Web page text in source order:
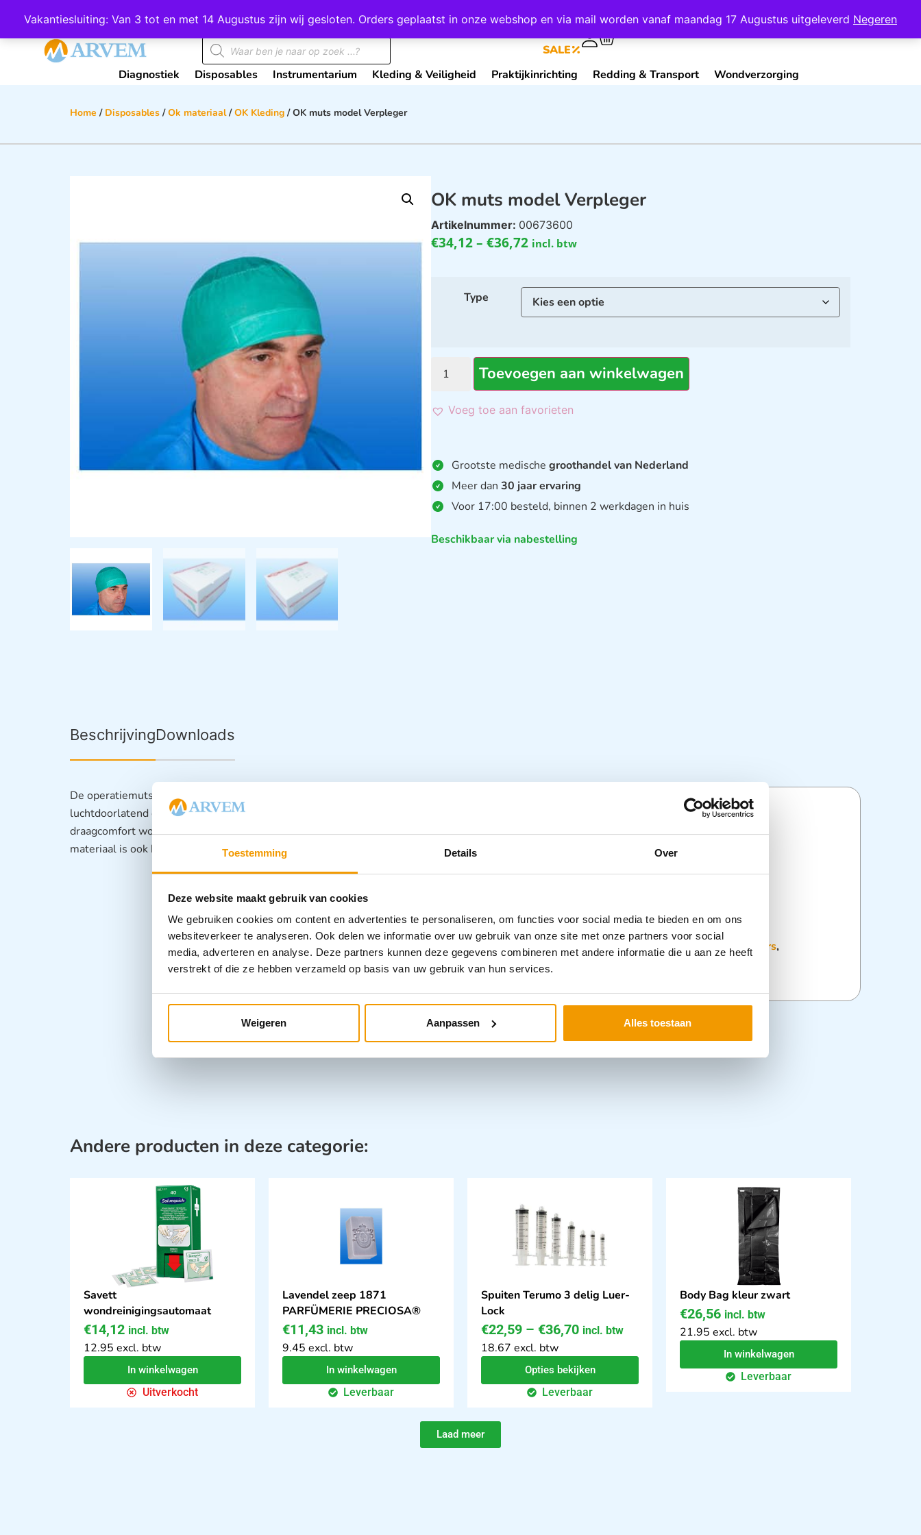
Toestemming Details Over
Deze website maakt gebruik van cookies
We gebruiken cookies om content en advertenties te personaliseren, om functies voor social media te bieden en om ons
websiteverkeer te analyseren. Ook delen we informatie over uw gebruik van onze site met onze partners voor social
media, adverteren en analyse. Deze partners kunnen deze gegevens combineren met andere informatie die u aan ze heeft
verstrekt of die ze hebben verzameld op basis van uw gebruik van hun services.
Weigeren Aanpassen Alles toestaan
Vakantiesluiting: Van 3 tot en met 14 Augustus zijn wij gesloten. Orders geplaatst in onze webshop en via mail worden vanaf maandag 17 Augustus uitgeleverd Negeren
Wij scoren een 4,8 op Google Mijn Account Contact
SALE
Diagnostiek Disposables Instrumentarium Kleding & Veiligheid Praktijkinrichting Redding & Transport Wondverzorging
Home / Disposables /Ok materiaal/OK Kleding / OK muts model Verpleger
OK muts model Verpleger
Artikelnummer: 00673600
€34,12– €36,72 incl. btw
Type
Toevoegen aan winkelwagen
Voeg toe aan favorieten
Grootste medischegroothandel van Nederland
Meer dan30 jaar ervaring
Voor 17:00 besteld, binnen 2 werkdagen in huis
Beschikbaar via nabestelling
BeschrijvingDownloads
De operatiemutsen zijn gemaakt van een strakke non-woven. Het materiaal is
luchtdoorlatend en daardoor ademend, waardoor warmteopslag wordt voorkomen en het
draagcomfort wordt verhoogd. Daarnaast zijn de mutsen voorzien van een zweetband. Het
materiaal is ook hydrofiel en maakt geen knetterende geluiden.
– Geen knetterende geluiden
Categorieën: Disposable kleding en maskers,
Disposables
Andere producten in deze categorie:
Savett
wondreinigingsautomaat
€14,12 incl. btw
12.95 excl. btw
In winkelwagen
Uitverkocht
Lavendel zeep 1871
PARFÜMERIE PRECIOSA®
€11,43 incl. btw
9.45 excl. btw
In winkelwagen
Leverbaar
Spuiten Terumo 3 delig Luer-
Lock
€22,59 – €36,70 incl. btw
18.67 excl. btw
Opties bekijken
Leverbaar
Body Bag kleur zwart
€26,56 incl. btw
21.95 excl. btw
In winkelwagen
Leverbaar
Laad meer